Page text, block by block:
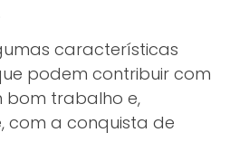
características
podem contribuir com
bom trabalho e,
com a conquista de